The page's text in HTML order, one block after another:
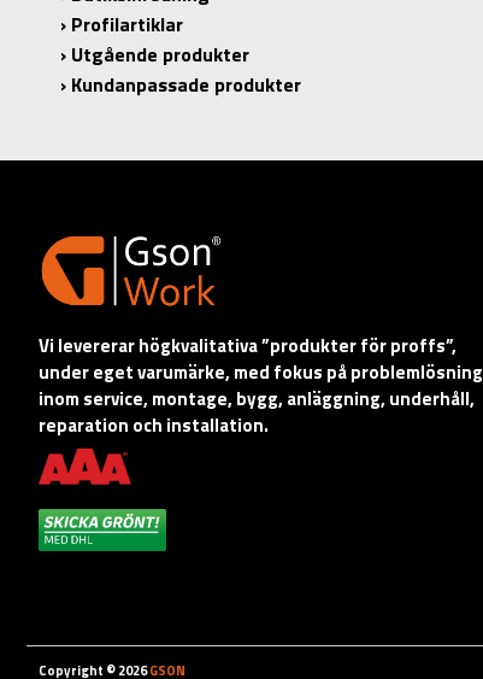
Profilartiklar
Utgående produkter
Kundanpassade produkter
Vi levererar högkvalitativa ”produkter för proffs”,
under eget varumärke, med fokus på problemlösning
inom service, montage, bygg, anläggning, underhåll,
reparation och installation.
Copyright © 2026GSON